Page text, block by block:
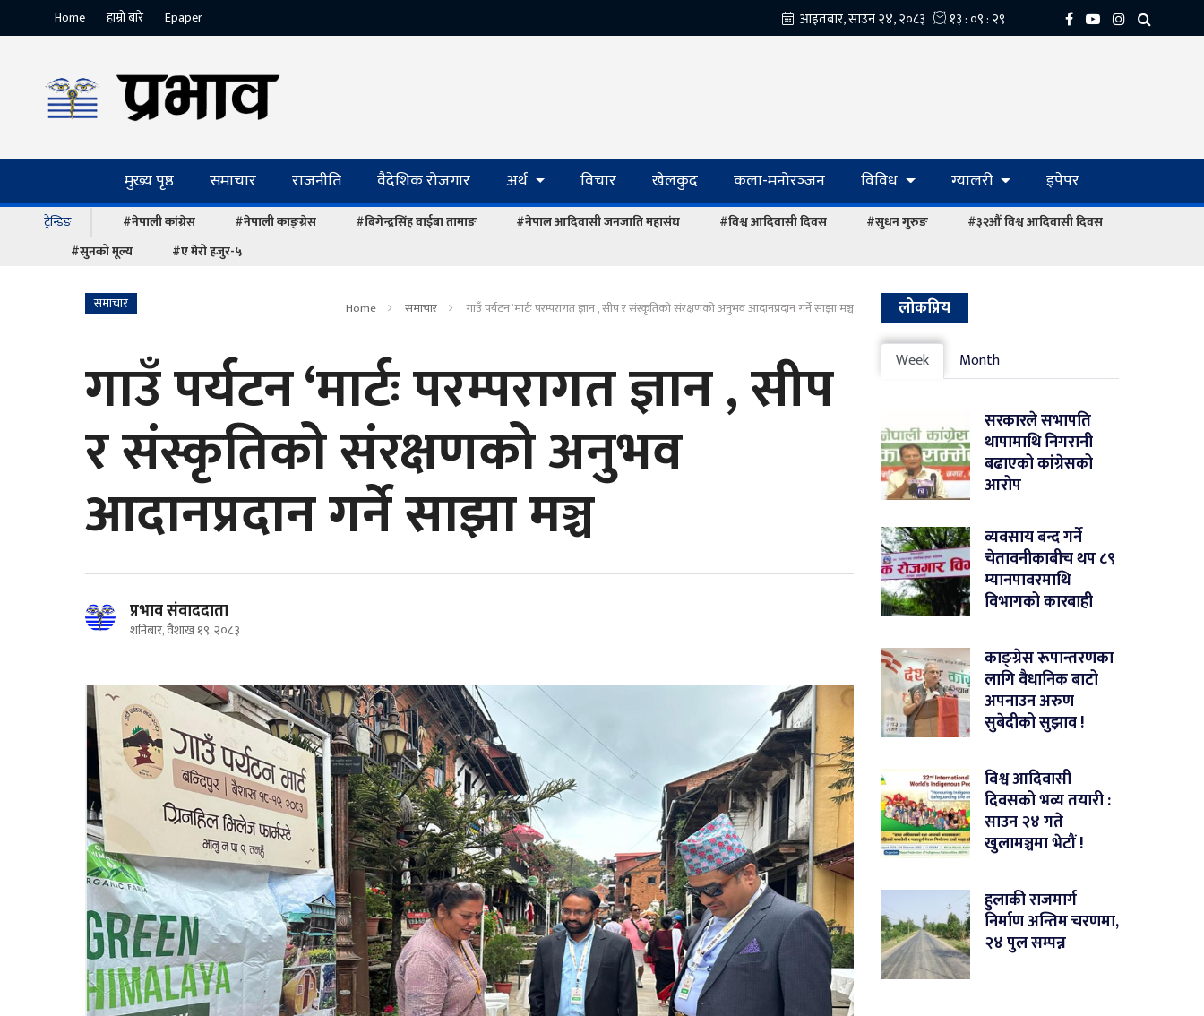
Home हाम्रो बारे Epaper
मुख्य पृष्ठ समाचार राजनीति वैदेशिक रोजगार अर्थ विचार खेलकुद कला-मनोरञ्‍जन विविध ग्यालरी इपेपर
ट्रेन्डिङ #नेपाली कांग्रेस #नेपाली काङ्ग्रेस #बिगेन्द्रसिंह वाईबा तामाङ #नेपाल आदिवासी जनजाति महासंघ #विश्व आदिवासी दिवस #सुधन गुरुङ
#३२औं विश्व आदिवासी दिवस
#सुनको मूल्य
#ए मेरो हजुर-५
समाचार Home समाचार गाउँ पर्यटन ‘मार्टः परम्परागत ज्ञान , सीप र संस्कृतिको संरक्षणको अनुभव आदानप्रदान गर्ने साझा मञ्च
गाउँ पर्यटन ‘मार्टः परम्परागत ज्ञान , सीप
र संस्कृतिको संरक्षणको अनुभव
आदानप्रदान गर्ने साझा मञ्च
प्रभाव संवाददाता
शनिबार, वैशाख १९, २०८३
लोकप्रिय
Week Month
सरकारले सभापति
थापामाथि निगरानी
बढाएको कांग्रेसको
आरोप
व्यवसाय बन्द गर्ने
चेतावनीकाबीच थप ८९
म्यानपावरमाथि
विभागको कारबाही
काङ्ग्रेस रूपान्तरणका
लागि वैधानिक बाटो
अपनाउन अरुण
सुबेदीको सुझाव !
विश्व आदिवासी
दिवसको भव्य तयारी :
साउन २४ गते
खुलामञ्चमा भेटौं !
हुलाकी राजमार्ग
निर्माण अन्तिम चरणमा,
२४ पुल सम्पन्न